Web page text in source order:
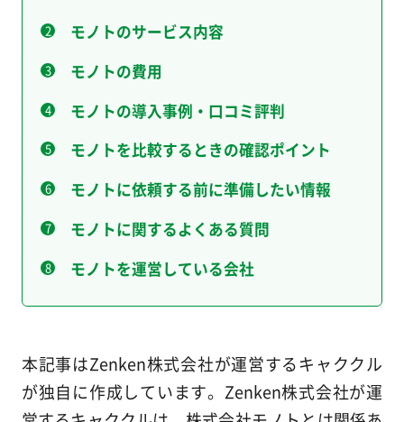
モノトのサービス内容
モノトの費用
モノトの導入事例・口コミ評判
モノトを比較するときの確認ポイント
モノトに依頼する前に準備したい情報
モノトに関するよくある質問
モノトを運営している会社
本記事はZenken株式会社が運営するキャククル
が独自に作成しています。Zenken株式会社が運